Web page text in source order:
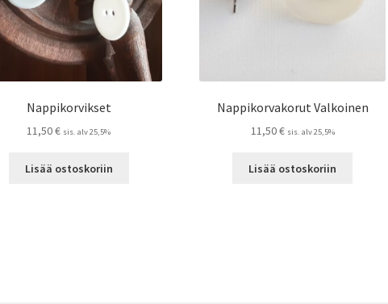
Nappikorvikset
11,50€ sis. alv 25,5%
Lisää ostoskoriin
Nappikorvakorut Valkoinen
11,50€ sis. alv 25,5%
Lisää ostoskoriin